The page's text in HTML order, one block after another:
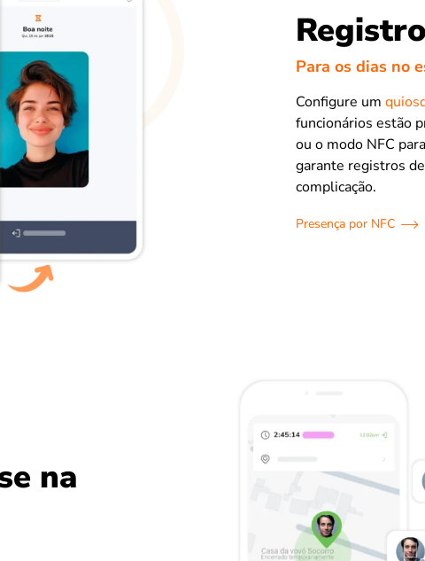
Para os dias no
Configure um
funcionários estão
ou o modo NFC
garante registros
complicação.
Presença por NFC
na